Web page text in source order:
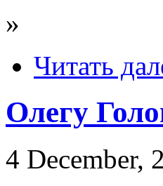
»
Читать
Олегу
4 December,